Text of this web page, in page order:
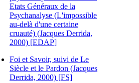
Etats Généraux de la
Psychanalyse (L'impossible
au-delà d'une certaine
cruauté) (Jacques Derrida,
2000) [EDAP]
Foi et Savoir, suivi de Le
Siècle et le Pardon (Jacques
Derrida, 2000) [FS]